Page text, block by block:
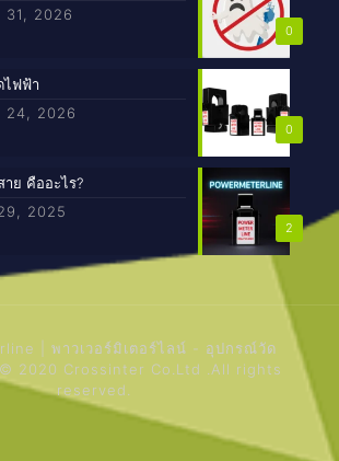
0
2026
0
ไฟฟ้า
24, 2026
2
าย คืออะไร?
2025
| พาวเวอร์มิเตอร์ไลน์ - อุปกรณ์วัด
2020 Crossinter Co.Ltd .All rights
reserved.